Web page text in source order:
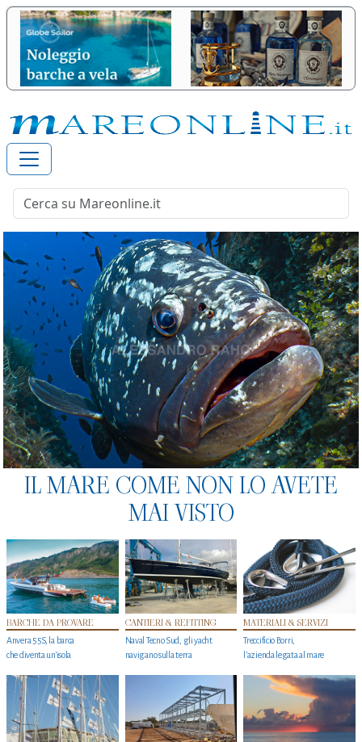
IL MARE COME NON LO AVETE
MAI VISTO
BARCHE DA PROVARE
Anvera 55S, la barca
che diventa un'isola
CANTIERI & REFITTING
Naval Tecno Sud, gli yacht
navigano sulla terra
MATERIALI & SERVIZI
Treccificio Borri,
l'azienda legata al mare